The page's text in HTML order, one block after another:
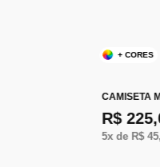
+ CORES
CAMISETA
R$
5x de R$